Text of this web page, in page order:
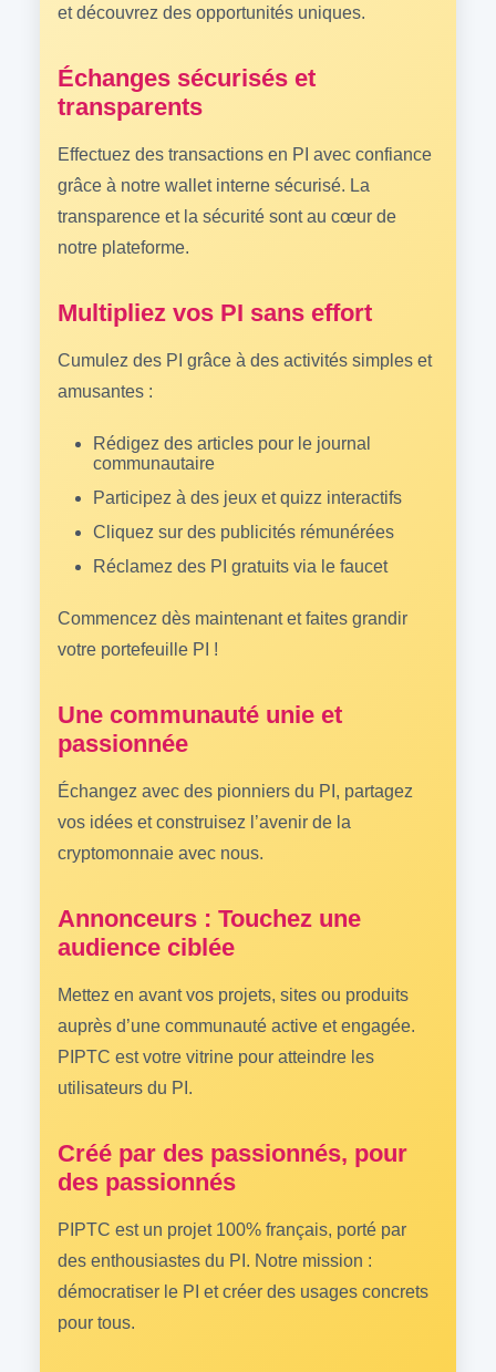
et découvrez des opportunités uniques.
Échanges sécurisés et
transparents
Effectuez des transactions en PI avec confiance
grâce à notre wallet interne sécurisé. La
transparence et la sécurité sont au cœur de
notre plateforme.
Multipliez vos PI sans effort
Cumulez des PI grâce à des activités simples et
amusantes :
Rédigez des articles pour le journal
communautaire
Participez à des jeux et quizz interactifs
Cliquez sur des publicités rémunérées
Réclamez des PI gratuits via le faucet
Commencez dès maintenant et faites grandir
votre portefeuille PI !
Une communauté unie et
passionnée
Échangez avec des pionniers du PI, partagez
vos idées et construisez l’avenir de la
cryptomonnaie avec nous.
Annonceurs : Touchez une
audience ciblée
Mettez en avant vos projets, sites ou produits
auprès d’une communauté active et engagée.
PIPTC est votre vitrine pour atteindre les
utilisateurs du PI.
Créé par des passionnés, pour
des passionnés
PIPTC est un projet 100% français, porté par
des enthousiastes du PI. Notre mission :
démocratiser le PI et créer des usages concrets
pour tous.